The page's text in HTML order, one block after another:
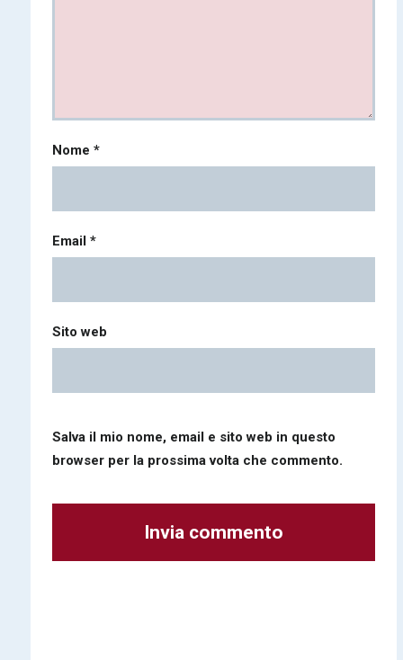
Nome *
Email *
Sito web
Salva il mio nome, email e sito web in questo
browser per la prossima volta che commento.